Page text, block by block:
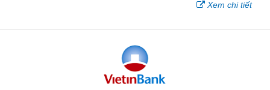
Xem chi tiết